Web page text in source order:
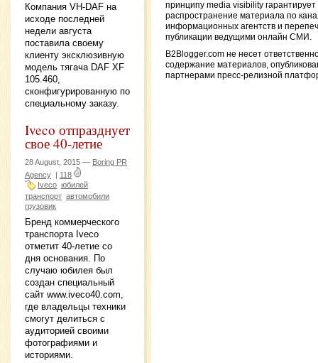
Компания VH-DAF на
исходе последней
недели августа
поставила своему
клиенту эксклюзивную
модель тягача DAF XF
105.460,
сконфигурированную по
специальному заказу.
Iveco отпразднует
свое 40-летие
28 August, 2015 — Boring PR
Agency | 118
Iveco юбилей
транспорт автомобили
грузовик
Бренд коммерческого
транспорта Iveco
отметит 40-летие со
дня основания. По
случаю юбилея был
создан специальный
сайт www.iveco40.com,
где владельцы техники
смогут делиться с
аудиторией своими
фотографиями и
историями.
принципу media visibility гарантирует
распространение материала по
информационных агентств и
публикации ведущими онлайн СМИ.
B2Blogger.com не несет
содержание материалов,
партнерами пресс-релизной